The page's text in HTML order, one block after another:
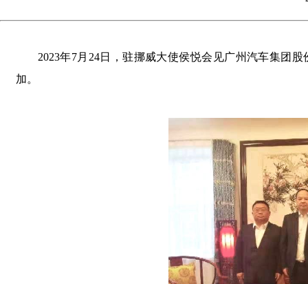
2023年7月24日，驻挪威大使侯悦会见广州汽车集团
加。